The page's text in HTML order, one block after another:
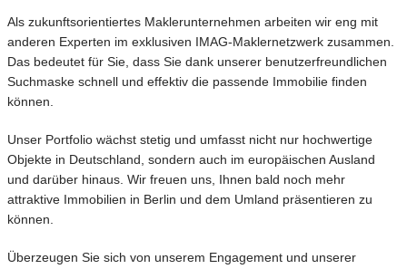
Als zukunftsorientiertes Maklerunternehmen arbeiten wir eng mit
anderen Experten im exklusiven IMAG-Maklernetzwerk zusammen.
Das bedeutet für Sie, dass Sie dank unserer benutzerfreundlichen
Suchmaske schnell und effektiv die passende Immobilie finden
können.
Unser Portfolio wächst stetig und umfasst nicht nur hochwertige
Objekte in Deutschland, sondern auch im europäischen Ausland
und darüber hinaus. Wir freuen uns, Ihnen bald noch mehr
attraktive Immobilien in Berlin und dem Umland präsentieren zu
können.
Überzeugen Sie sich von unserem Engagement und unserer